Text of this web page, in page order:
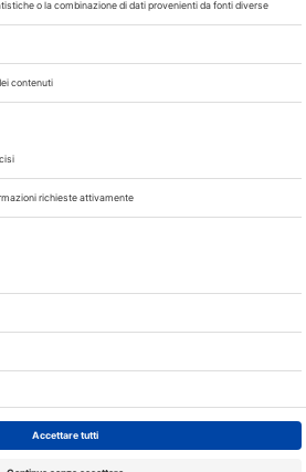
| P.iva 08056040960
di Milano n° 5578/2022 del